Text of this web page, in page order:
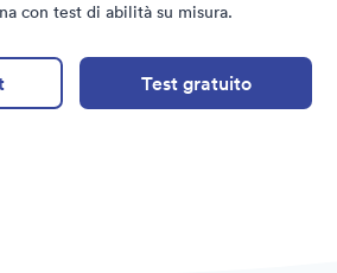
con test di abilità su misura.
Test gratuito